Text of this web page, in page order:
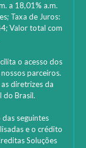
a 18,01% a.m.
Taxa de Juros:
Valor total com
o acesso dos
parceiros.
diretrizes da
do Brasil.
seguintes
e o crédito
Soluções